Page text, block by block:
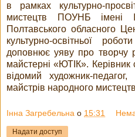
в рамках культурно-
мистецтв ПОУНБ імені
Полтавського обласного
культурно-освітньої
доповнює уяву про творчу
майстерні «ЮТІК». Керівник
відомий художник-
майстрів народного
Інна Загребельна о 15:31
Надати доступ